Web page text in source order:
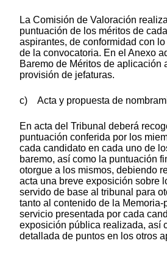
La Comisión de Valoración
puntuación de los méritos de
aspirantes, de conformidad con
de la convocatoria. En el Anexo
Baremo de Méritos de aplicación
provisión de jefaturas.
c) Acta y propuesta de
En acta del Tribunal deberá
puntuación conferida por los
cada candidato en cada uno de
baremo, así como la puntuación
otorgue a los mismos, debiendo
acta una breve exposición sobre
servido de base al tribunal para
tanto al contenido de la Memoria-
servicio presentada por cada
exposición pública realizada, así
detallada de puntos en los otros